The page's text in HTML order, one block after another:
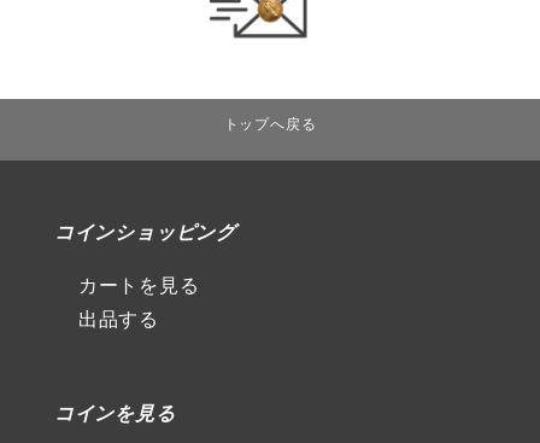
トップへ戻る
コインショッピング
カートを見る
出品する
コインを見る